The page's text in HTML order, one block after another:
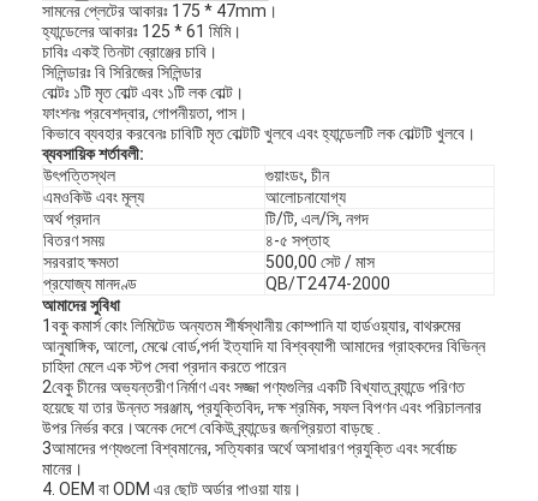
সামনের প্লেটের আকারঃ 175 * 47mm।
হ্যান্ডেলের আকারঃ 125 * 61 মিমি।
চাবিঃ একই তিনটা ব্রোঞ্জের চাবি।
সিলিন্ডারঃ বি সিরিজের সিলিন্ডার
বোল্টঃ ১টি মৃত বোল্ট এবং ১টি লক বোল্ট।
ফাংশনঃ প্রবেশদ্বার, গোপনীয়তা, পাস।
কিভাবে ব্যবহার করবেনঃ চাবিটি মৃত বোল্টটি খুলবে এবং হ্যান্ডেলটি লক বোল্টটি খুলবে।
ব্যবসায়িক শর্তাবলী:
উৎপত্তিস্থল
গুয়াংডং, চীন
এমওকিউ এবং মূল্য
আলোচনাযোগ্য
অর্থ প্রদান
টি/টি, এল/সি, নগদ
বিতরণ সময়
৪-৫ সপ্তাহ
সরবরাহ ক্ষমতা
500,00 সেট / মাস
প্রযোজ্য মানদণ্ড
QB/T2474-2000
আমাদের সুবিধা
1বকু কমার্স কোং লিমিটেড অন্যতম শীর্ষস্থানীয় কোম্পানি যা হার্ডওয়্যার, বাথরুমের
আনুষাঙ্গিক, আলো, মেঝে বোর্ড,পর্দা ইত্যাদি যা বিশ্বব্যাপী আমাদের গ্রাহকদের বিভিন্ন
চাহিদা মেলে এক স্টপ সেবা প্রদান করতে পারেন
2বেকু চীনের অভ্যন্তরীণ নির্মাণ এবং সজ্জা পণ্যগুলির একটি বিখ্যাত ব্র্যান্ডে পরিণত
হয়েছে যা তার উন্নত সরঞ্জাম, প্রযুক্তিবিদ, দক্ষ শ্রমিক, সফল বিপণন এবং পরিচালনার
উপর নির্ভর করে।অনেক দেশে বেকিউ ব্র্যান্ডের জনপ্রিয়তা বাড়ছে .
3আমাদের পণ্যগুলো বিশ্বমানের, সত্যিকার অর্থে অসাধারণ প্রযুক্তি এবং সর্বোচ্চ
মানের।
4. OEM বা ODM এর ছোট অর্ডার পাওয়া যায়।